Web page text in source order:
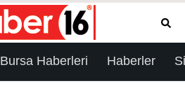
Bursa Haberleri Haberler